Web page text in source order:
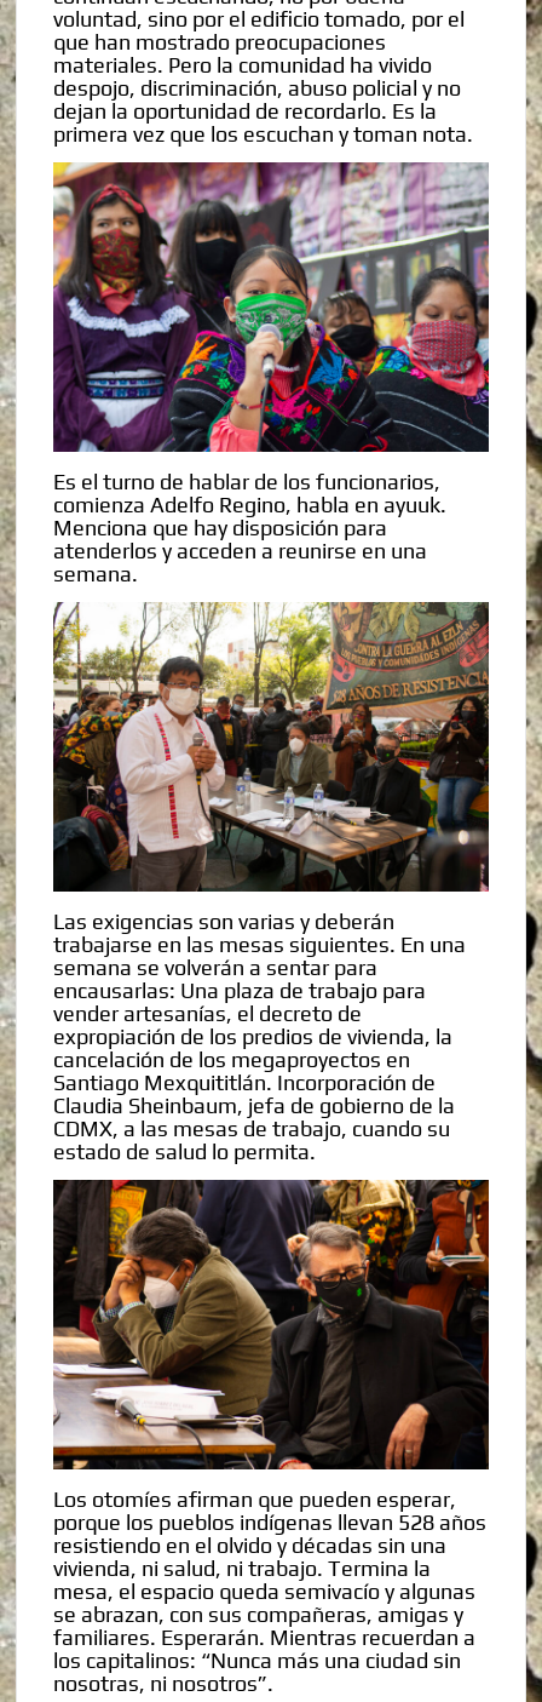
voluntad, sino por el edificio tomado, por el
que han mostrado preocupaciones
materiales. Pero la comunidad ha vivido
despojo, discriminación, abuso policial y no
dejan la oportunidad de recordarlo. Es la
primera vez que los escuchan y toman nota.
Es el turno de hablar de los funcionarios,
comienza Adelfo Regino, habla en ayuuk.
Menciona que hay disposición para
atenderlos y acceden a reunirse en una
semana.
Las exigencias son varias y deberán
trabajarse en las mesas siguientes. En una
semana se volverán a sentar para
encausarlas: Una plaza de trabajo para
vender artesanías, el decreto de
expropiación de los predios de vivienda, la
cancelación de los megaproyectos en
Santiago Mexquititlán. Incorporación de
Claudia Sheinbaum, jefa de gobierno de la
CDMX, a las mesas de trabajo, cuando su
estado de salud lo permita.
Los otomíes afirman que pueden esperar,
porque los pueblos indígenas llevan 528 años
resistiendo en el olvido y décadas sin una
vivienda, ni salud, ni trabajo. Termina la
mesa, el espacio queda semivacío y algunas
se abrazan, con sus compañeras, amigas y
familiares. Esperarán. Mientras recuerdan a
los capitalinos: “Nunca más una ciudad sin
nosotras, ni nosotros”.